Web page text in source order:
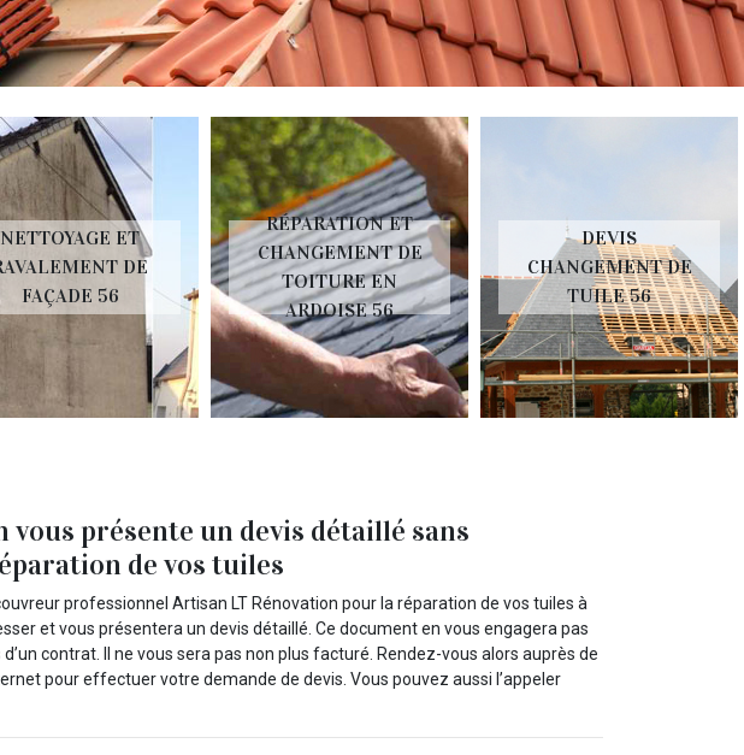
NETTOYAGE ET
DE
FAÇADE 56
RÉPARATION ET
CHANGEMENT DE
TOITURE EN
ARDOISE 56
DEVIS
CHANGEMENT DE
TUILE 56
présente un devis détaillé sans
de vos tuiles
professionnel Artisan LT Rénovation pour la réparation de vos tuiles à
et vous présentera un devis détaillé. Ce document en vous engagera pas
d’un contrat. Il ne vous sera pas non plus facturé. Rendez-vous alors auprès de
pour effectuer votre demande de devis. Vous pouvez aussi l’appeler